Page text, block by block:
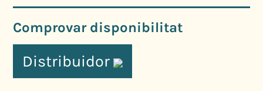
Comprovar disponibilitat
Distribuidor